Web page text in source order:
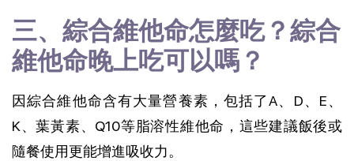
三、綜合維他命怎麼吃？綜合
維他命晚上吃可以嗎？
因綜合維他命含有大量營養素，包括了A、D、E、
K、葉黃素、Q10等脂溶性維他命，這些建議飯後或
隨餐使用更能增進吸收力。